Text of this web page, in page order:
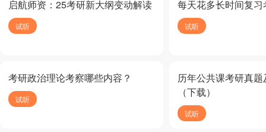
启航师资：25考研新大纲变动解读
试听
每天花多长时间复
试听
考研政治理论考察哪些内容？
试听
历年公共课考研真
（下载）
试听